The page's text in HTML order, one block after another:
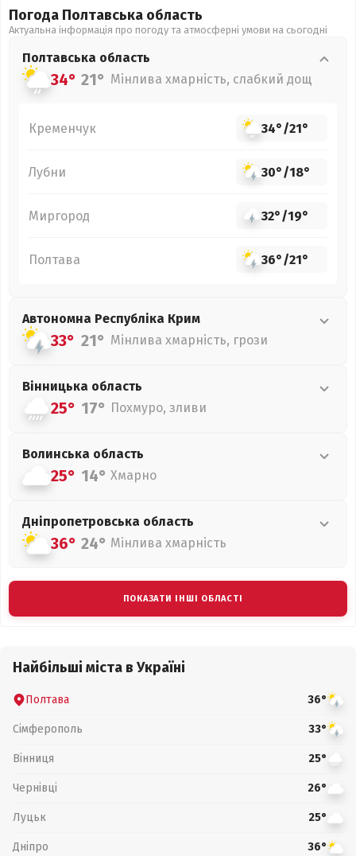
Погода Полтавська область
Актуальна інформація про погоду та атмосферні умови на сьогодні
Полтавська область
34° 21° Мінлива хмарність, слабкий дощ
Кременчук 34°/21°
Лубни 30°/18°
Миргород 32°/19°
Полтава 36°/21°
Автономна Республіка Крим
33° 21° Мінлива хмарність, грози
Вінницька область
25° 17° Похмуро, зливи
Волинська область
25° 14° Хмарно
Дніпропетровська область
36° 24° Мінлива хмарність
ПОКАЗАТИ ІНШІ ОБЛАСТІ
Найбільші міста в Україні
Полтава 36°
Сімферополь 33°
Вінниця 25°
Чернівці 26°
Луцьк 25°
Дніпро 36°